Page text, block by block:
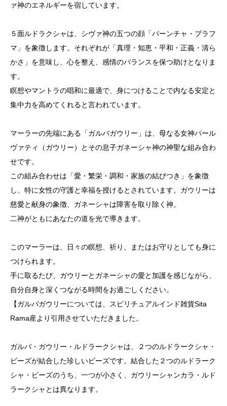
ァ神のエネルギーを宿しています。
５面ルドラクシャは、シヴァ神の五つの顔「パーンチャ・ブラフ
マ」を象徴します。それぞれが「真理・知恵・平和・正義・清ら
かさ」を意味し、心を整え、感情のバランスを保つ助けとなりま
す。
瞑想やマントラの唱和に最適で、身につけることで内なる安定と
集中力を高めてくれると言われています。
マーラーの先端にある「ガルバガウリー」は、母なる女神パール
ヴァティ（ガウリー）とその息子ガネーシャ神の神聖な組み合わ
せです。
この組み合わせは「愛・繁栄・調和・家族の結びつき」を象徴
し、特に女性の守護と幸福を授けるとされています。ガウリーは
慈愛と献身の象徴、ガネーシャは障害を取り除く神。
二神がともにあなたの道を光で導きます。
このマーラーは、日々の瞑想、祈り、またはお守りとしても身に
つけられます。
手に取るたび、ガウリーとガネーシャの愛と加護を感じながら、
自分自身と深くつながる時間をお過ごしください。
【ガルバガウリーについては、スピリチュアルインド雑貨Sita
Rama産より引用させていただきました。
ガルバ・ガウリー・ルドラークシャは、２つのルドラークシャ・
ビーズが結合した珍しいビーズです。結合した２つのルドラーク
シャ・ビーズのうち、一つが小さく、ガウリーシャンカラ・ルド
ラークシャとは異なります。